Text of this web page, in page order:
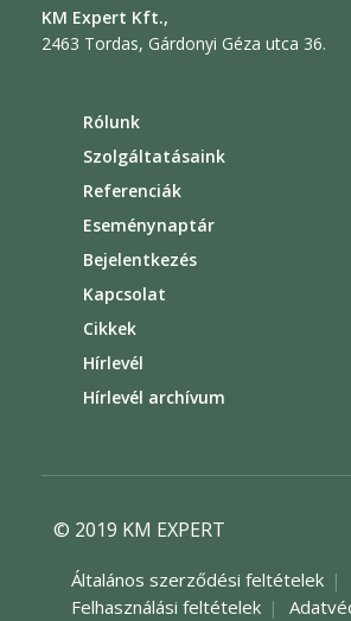
KM Expert Kft.,
2463 Tordas, Gárdonyi Géza utca 36.
Rólunk
Szolgáltatásaink
Referenciák
Eseménynaptár
Bejelentkezés
Kapcsolat
Cikkek
Hírlevél
Hírlevél archívum
© 2019 KM EXPERT
Általános szerződési feltételek
Felhasználási feltételek